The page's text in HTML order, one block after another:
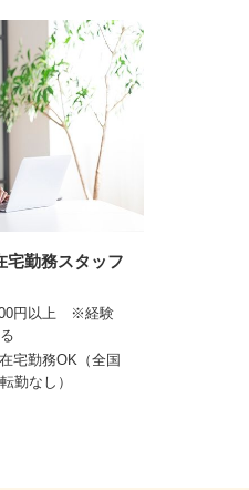
宅勤務スタッフ
円以上 ※経験
宅勤務OK（全国
勤なし）